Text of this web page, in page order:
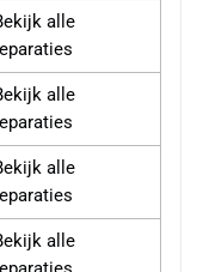
alle
alle
alle
alle